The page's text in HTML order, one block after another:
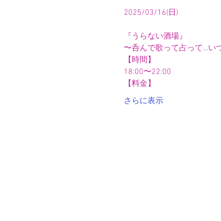
2025/03/16(日)
『うらない酒場』
〜呑んで歌って占って…い
【時間】
18:00〜22:00
【料金】
さらに表示